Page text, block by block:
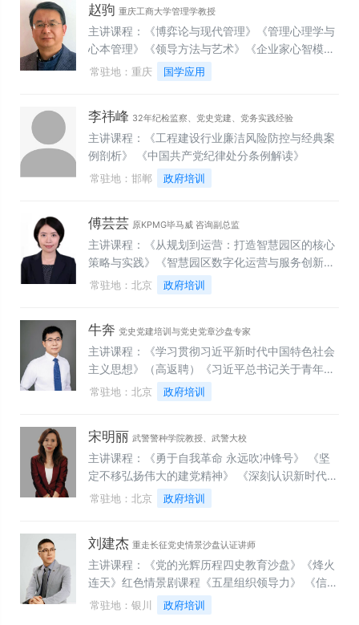
赵驹 重庆工商大学管理学教授
主讲课程：《博弈论与现代管理》《管理心理学与
心本管理》《领导方法与艺术》《企业家心智模式
与成长》《共情沟通与管理艺术》《高绩效团队建
设》《儒家智慧与现代管理》《道家智慧与现代管
理》《〈孙子兵法〉中的管理智慧》《〈资治通
鉴〉中的管理智慧》《〈三国演义〉中的管理智
慧》《〈西游记〉中的管理智慧》《湘军管理的现
代借鉴》 《曾国藩的管理智慧》 《国学中的识人
与用人》《国际视野下的高新技术产业发展趋势》
商引资新模式》 《优化营商环境精准服务企业》
《西部陆海新通道的建设发展》
常驻地：重庆 国学应用
李祎峰 32年纪检监察、党史党建、党务实践经验
主讲课程：《工程建设行业廉洁风险防控与经典案
例剖析》 《中国共产党纪律处分条例解读》
常驻地：邯郸 政府培训
傅芸芸 原KPMG毕马威 咨询副总监
主讲课程：《从规划到运营：打造智慧园区的核心
策略与实践》《智慧园区数字化运营与服务创新》
《园区产业策划：从定位到落地实战指南》 《突破
园区产业策划困境，打造高价值园区》 《园区产业
与实操解析》《破局突围：从0到1构建企业数字化
转型体系》《数据驱动的增长路径》《数字化转型
与组织变革》
常驻地：北京 政府培训
牛奔 党史党建培训与党史党章沙盘专家
主讲课程：《学习贯彻习近平新时代中国特色社会
主义思想》（高返聘）《习近平总书记关于青年工
作的重要思想》《学习“七个能力”，提升管理能
力》（高返聘） 《牢记“三个务必”，提升领导能
神》（高返聘+爆款课程） 《学习领会党的二十大
精神》《共青团与青年工作》 《党领导下中国青年
运动的百年历程》《百年大党 风华正茂---党史学
习教育》（理论讲授或沙盘互动）（高返聘+爆款
常驻地：北京 政府培训
宋明丽 武警警种学院教授、武警大校
主讲课程：《勇于自我革命 永远吹冲锋号》 《坚
定不移弘扬伟大的建党精神》 《深刻认识新时代新
行程中国共产党的使命任务》《构建新发展格局 积
极推动高质量发展》 《坚持全面依法治国 推进法
面建设社会主义现代化国家的若干重大问题》 《推
进文化自信自强 铸就社会主义文化新辉煌》 《以
中国式现代化全面推进中华民族伟大复兴》
常驻地：北京 政府培训
刘建杰 重走长征党史情景沙盘认证讲师
主讲课程：《党的光辉历程四史教育沙盘》《烽火
连天》红色情景剧课程《五星组织领导力》 《信念
如磐——党性教育》 《党建心理学》《光辉历程》
沉浸式党史课程 《重走长征路》版权沙盘课程《党
常驻地：银川 政府培训